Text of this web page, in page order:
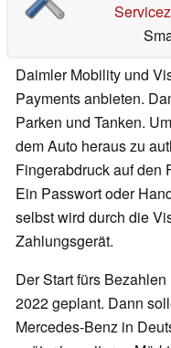
Daimler Mobility und
Payments anbieten.
Parken und Tanken.
dem Auto heraus zu
Fingerabdruck auf den
Ein Passwort oder
selbst wird durch die
Zahlungsgerät.
Der Start fürs
2022 geplant. Dann
Mercedes-Benz in